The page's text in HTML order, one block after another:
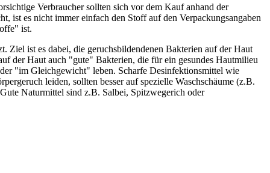
Verbraucher sollten sich vor dem Kauf anhand der
ist es nicht immer einfach den Stoff auf den Verpackungsangaben
ist.
Ziel ist es dabei, die geruchsbildendenen Bakterien auf der Haut
der Haut auch "gute" Bakterien, die für ein gesundes Hautmilieu
"im Gleichgewicht" leben. Scharfe Desinfektionsmittel wie
leiden, sollten besser auf spezielle Waschschäume (z.B.
Naturmittel sind z.B. Salbei, Spitzwegerich oder